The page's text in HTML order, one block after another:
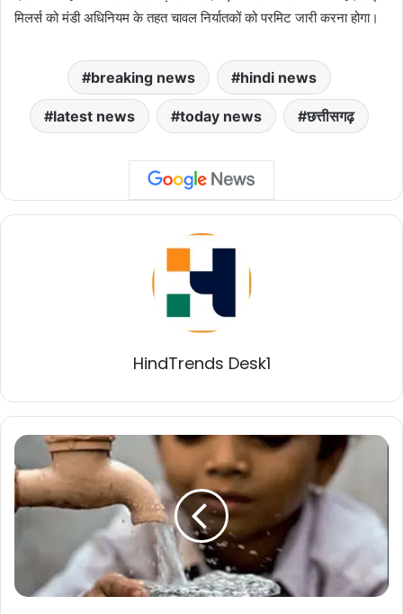
मिलर्स को मंडी अधिनियम के तहत चावल निर्यातकों को परमिट जारी करना होगा।
breaking news hindi news
latest news today news छत्तीसगढ़
HindTrends Desk1
जल
जीवन
मिशन:
राज्य
में
अधिक